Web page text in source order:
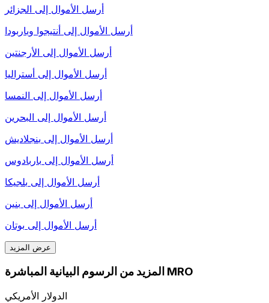
أرسل الأموال إلى الجزائر
أرسل الأموال إلى أنتيجوا وباربودا
أرسل الأموال إلى الأرجنتين
أرسل الأموال إلى أستراليا
أرسل الأموال إلى النمسا
أرسل الأموال إلى البحرين
أرسل الأموال إلى بنجلاديش
أرسل الأموال إلى باربادوس
أرسل الأموال إلى بلجيكا
أرسل الأموال إلى بنين
أرسل الأموال إلى بوتان
عرض المزيد
المزيد من الرسوم البيانية المباشرة MRO
الدولار الأمريكي